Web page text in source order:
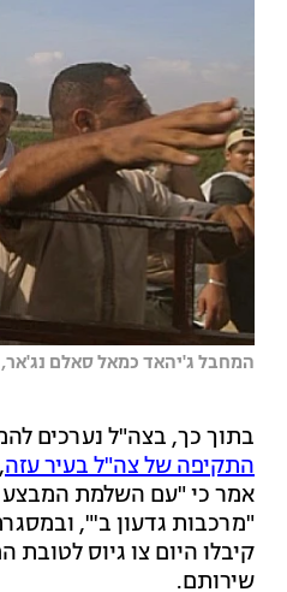
המחבל ג'יהאד כמאל סאלם
בתוך כך, בצה"ל נערכים
התקיפה של צה"ל בעיר עזה
אמר כי "עם השלמת המבצע
שירותם.